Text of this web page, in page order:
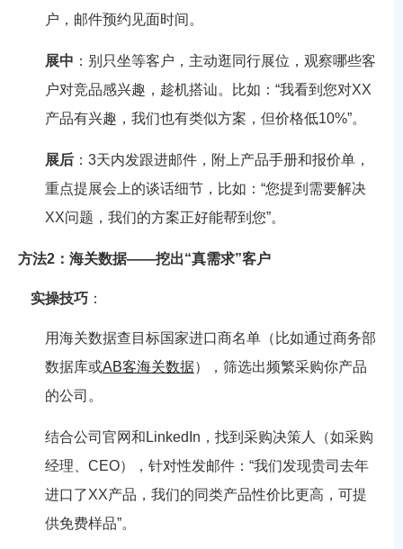
户，邮件预约见面时间。
展中 ：别只坐等客户，主动逛同行展位，观察哪些客
户对竞品感兴趣，趁机搭讪。比如：“我看到您对XX
产品有兴趣，我们也有类似方案，但价格低10%”。
展后 ：3天内发跟进邮件，附上产品手册和报价单，
重点提展会上的谈话细节，比如：“您提到需要解决
XX问题，我们的方案正好能帮到您”。
方法2：海关数据——挖出“真需求”客户
实操技巧 ：
用海关数据查目标国家进口商名单（比如通过商务部
数据库或AB客海关数据），筛选出频繁采购你产品
的公司。
结合公司官网和LinkedIn，找到采购决策人（如采购
经理、CEO），针对性发邮件：“我们发现贵司去年
进口了XX产品，我们的同类产品性价比更高，可提
供免费样品”。